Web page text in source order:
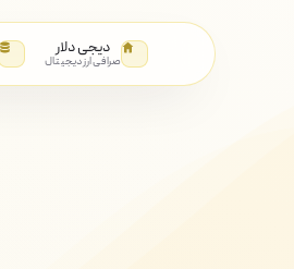
دیجی دلار
صرافی ارز دیجیتال